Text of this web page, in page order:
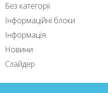
Без категорії
Інформаційні блоки
Інформація
Новини
Слайдер